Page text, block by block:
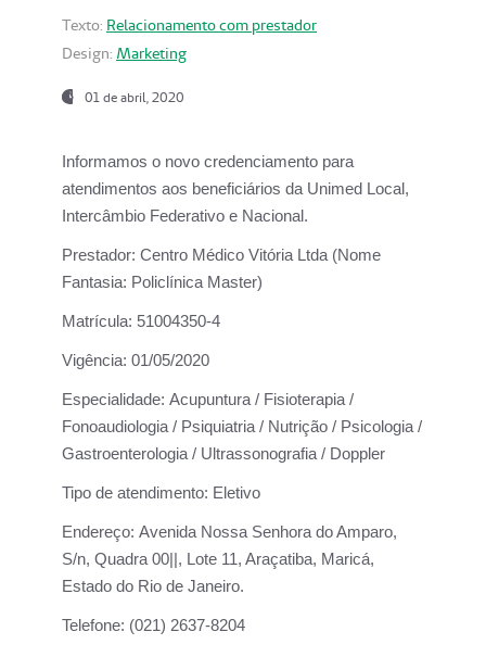
Texto: Relacionamento com prestador
Design: Marketing
01 de abril, 2020
Informamos o novo credenciamento para
atendimentos aos beneficiários da Unimed Local,
Intercâmbio Federativo e Nacional.
Prestador: Centro Médico Vitória Ltda (Nome
Fantasia: Policlínica Master)
Matrícula: 51004350-4
Vigência: 01/05/2020
Especialidade: Acupuntura / Fisioterapia /
Fonoaudiologia / Psiquiatria / Nutrição / Psicologia /
Gastroenterologia / Ultrassonografia / Doppler
Tipo de atendimento: Eletivo
Endereço: Avenida Nossa Senhora do Amparo,
S/n, Quadra 00||, Lote 11, Araçatiba, Maricá,
Estado do Rio de Janeiro.
Telefone: (021) 2637-8204